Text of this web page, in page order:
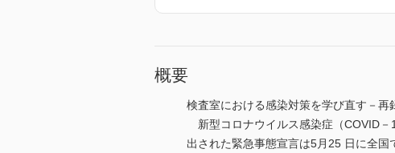
概要
検査室における感染対策を学び直す－再
新型コロナウイルス感染症（COVID－
出された緊急事態宣言は5月25 日に全